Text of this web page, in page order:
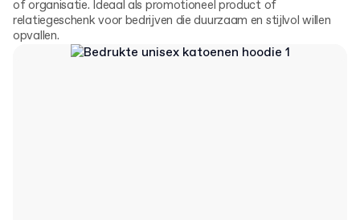
of organisatie. Ideaal als promotioneel product of
relatiegeschenk voor bedrijven die duurzaam en stijlvol willen
opvallen.